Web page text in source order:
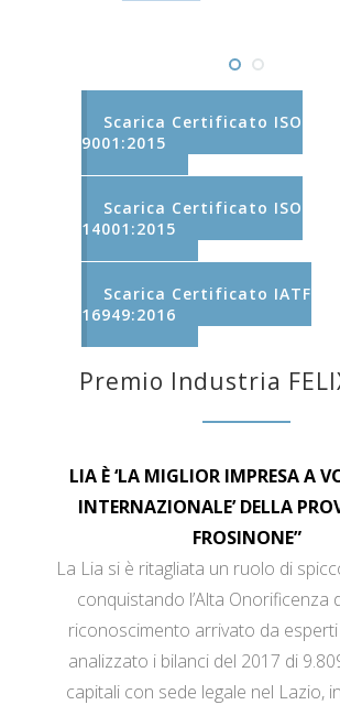
Scarica Certificato ISO
9001:2015
Scarica Certificato ISO
14001:2015
Scarica Certificato IATF
16949:2016
Premio Industria
LIA È ‘LA MIGLIOR IMPRESA A
INTERNAZIONALE’ DELLA
FROSINONE”
La Lia si è ritagliata un ruolo di
conquistando l’Alta Onorificenza
riconoscimento arrivato da
analizzato i bilanci del 2017 di
capitali con sede legale nel Lazio,